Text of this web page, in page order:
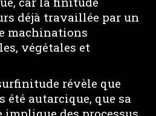
déjà travaillée par un
machinations
végétales et
révèle que
été autarcique, que sa
des processus